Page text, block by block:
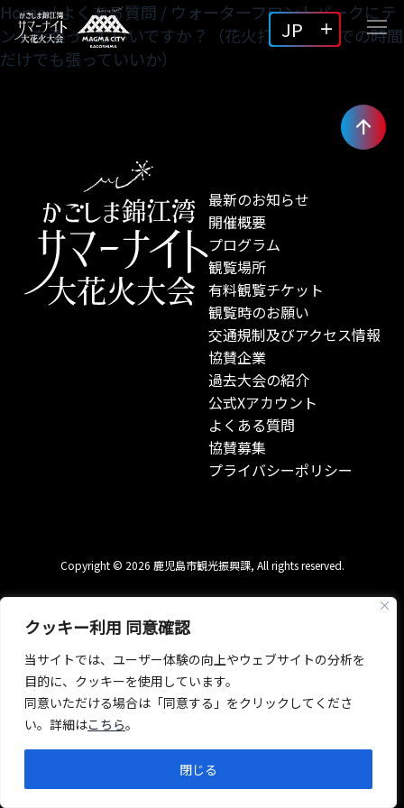
クッキー利用 同意確認
当サイトでは、ユーザー体験の向上やウェブサイトの分析を
目的に、クッキーを使用しています。
同意いただける場合は「同意する」をクリックしてくださ
い。詳細はこちら。
閉じる
JP
Home/よくある質問 / ウォーターフロントパークにテ
ントを張ってもいいですか？（花火打ち上げまでの時間
だけでも張っていいか）
最新のお知らせ
開催概要
プログラム
観覧場所
有料観覧チケット
観覧時のお願い
交通規制及びアクセス情報
協賛企業
過去大会の紹介
公式Xアカウント
よくある質問
協賛募集
プライバシーポリシー
Copyright © 2026 鹿児島市観光振興課, All rights reserved.